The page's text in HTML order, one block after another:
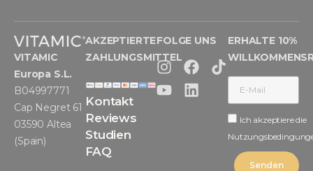
VITAMIC
Europa S.L.
B04997771
Cap Negret 61
03590 Altea
(Spain)
AKZEPTIERTE
ZAHLUNGSMITTEL
Kontakt
Reviews
Studien
FAQ
FOLGE UNS
ERHALTE 10%
Ich akzeptiere die
Senden